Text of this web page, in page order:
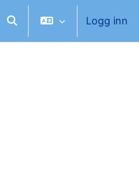
Veksle inndata for søk
Logg inn